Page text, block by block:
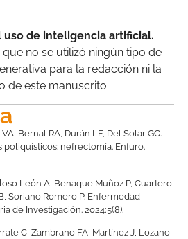
uso de inteligencia artificial.
no se utilizó ningún tipo de
para la redacción ni la
de este manuscrito.
Bernal RA, Durán LF, Del Solar GC.
poliquísticos: nefrectomía. Enfuro.
León A, Benaque Muñoz P, Cuartero
Soriano Romero P. Enfermedad
de Investigación. 2024;5(8).
C, Zambrano FA, Martínez J, Lozano